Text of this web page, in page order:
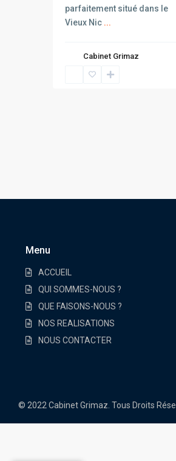
parfaitement situé dans le
Vieux Nic ...
Cabinet Grimaz
Menu
ACCUEIL
QUI SOMMES-NOUS ?
QUE FAISONS-NOUS ?
NOS REALISATIONS
NOUS CONTACTER
© 2022 Cabinet Grimaz. Tous Droits